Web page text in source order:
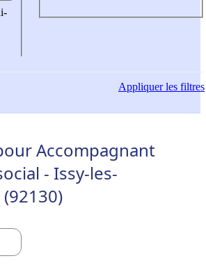
Appliquerles filtres
Accompagnant
- Issy-les-